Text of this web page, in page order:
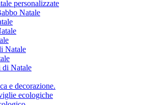
personalizzate
Natale
Natale
Natale
e decorazione.
ecologiche